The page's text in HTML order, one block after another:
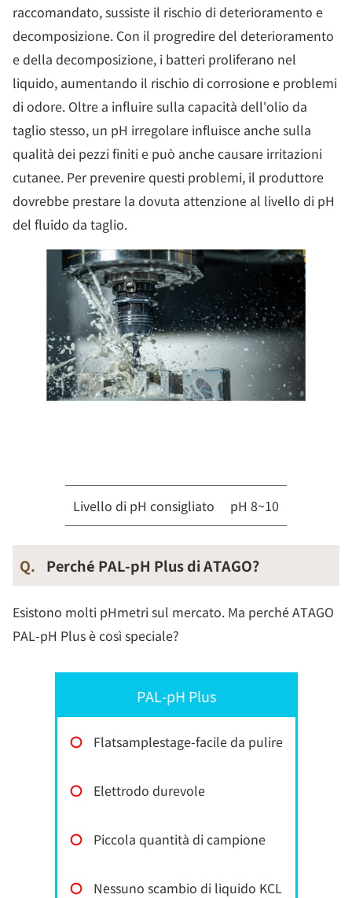
raccomandato, sussiste il rischio di deterioramento e
decomposizione. Con il progredire del deterioramento
e della decomposizione, i batteri proliferano nel
liquido, aumentando il rischio di corrosione e problemi
di odore. Oltre a influire sulla capacità dell'olio da
taglio stesso, un pH irregolare influisce anche sulla
qualità dei pezzi finiti e può anche causare irritazioni
cutanee. Per prevenire questi problemi, il produttore
dovrebbe prestare la dovuta attenzione al livello di pH
del fluido da taglio.
Livello di pH consigliato pH 8~10
Q. Perché PAL-pH Plus di ATAGO?
Esistono molti pHmetri sul mercato. Ma perché ATAGO
PAL-pH Plus è così speciale?
PAL-pH Plus
〇 Flatsamplestage-facile da pulire
〇 Elettrodo durevole
〇 Piccola quantità di campione
〇 Nessuno scambio di liquido KCL